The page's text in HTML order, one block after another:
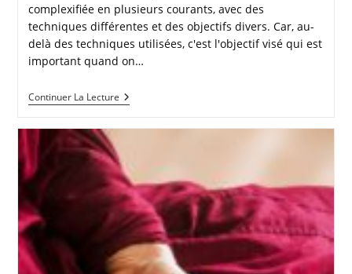
complexifiée en plusieurs courants, avec des
techniques différentes et des objectifs divers. Car, au-
delà des techniques utilisées, c'est l'objectif visé qui est
important quand on…
Continuer La LecturePRINCIPAUX
TYPES